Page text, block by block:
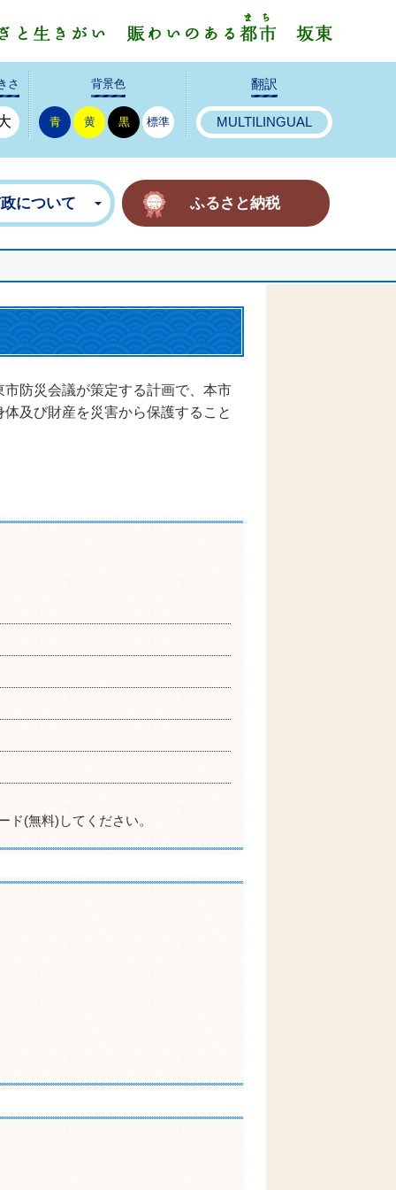
さ 背景色
青 黄 黒 標準
翻訳
MULTILINGUAL
について ふるさと納税
防災会議が策定する計画で、本市
及び財産を災害から保護すること
ド(無料)してください。